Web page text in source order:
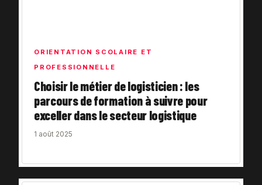
ORIENTATION SCOLAIRE ET
PROFESSIONNELLE
Choisir le métier de logisticien : les
parcours de formation à suivre pour
exceller dans le secteur logistique
1 août 2025